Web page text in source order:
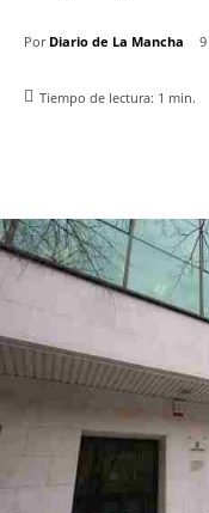
Por Diario de La Mancha
Tiempo de lectura: 1 min.